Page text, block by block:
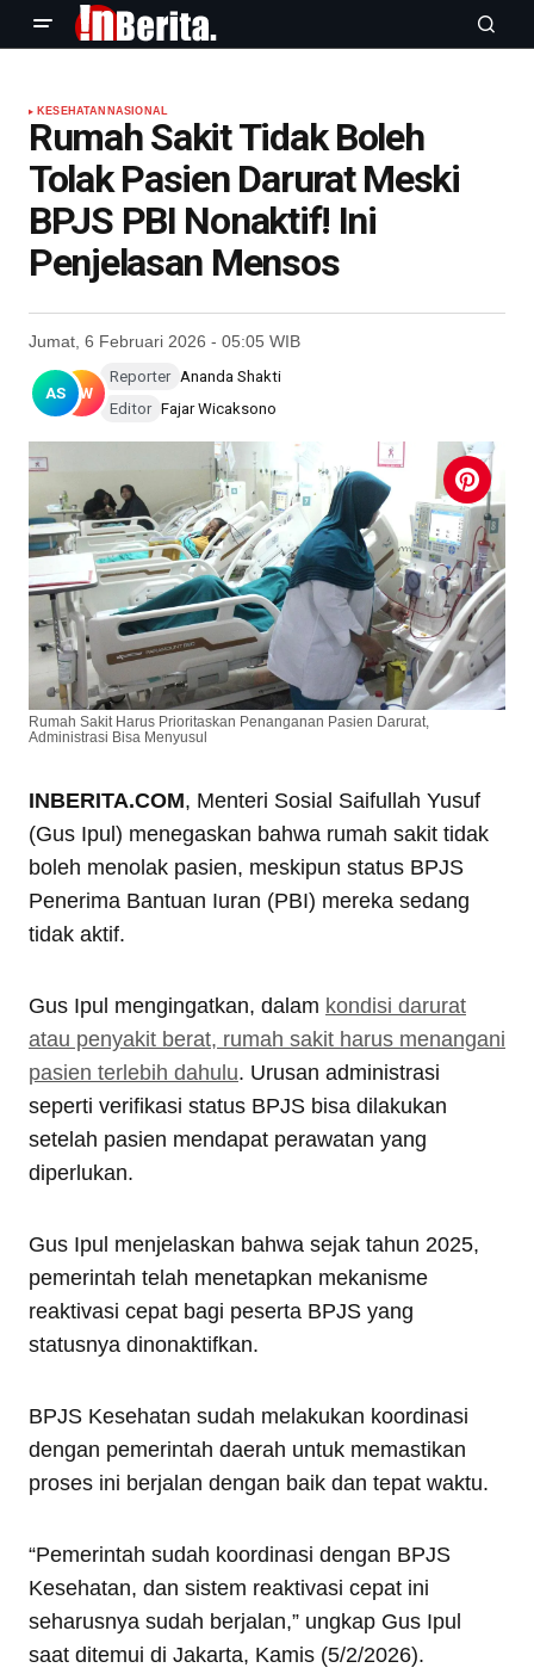
KESEHATAN NASIONAL
Rumah Sakit Tidak Boleh
Tolak Pasien Darurat Meski
BPJS PBI Nonaktif! Ini
Penjelasan Mensos
Jumat, 6 Februari 2026 - 05:05 WIB
AS FW
Reporter Ananda Shakti
Editor Fajar Wicaksono
Rumah Sakit Harus Prioritaskan Penanganan Pasien Darurat,
Administrasi Bisa Menyusul
INBERITA.COM, Menteri Sosial Saifullah Yusuf
(Gus Ipul) menegaskan bahwa rumah sakit tidak
boleh menolak pasien, meskipun status BPJS
Penerima Bantuan Iuran (PBI) mereka sedang
tidak aktif.
Gus Ipul mengingatkan, dalam kondisi darurat
atau penyakit berat, rumah sakit harus menangani
pasien terlebih dahulu. Urusan administrasi
seperti verifikasi status BPJS bisa dilakukan
setelah pasien mendapat perawatan yang
diperlukan.
Gus Ipul menjelaskan bahwa sejak tahun 2025,
pemerintah telah menetapkan mekanisme
reaktivasi cepat bagi peserta BPJS yang
statusnya dinonaktifkan.
BPJS Kesehatan sudah melakukan koordinasi
dengan pemerintah daerah untuk memastikan
proses ini berjalan dengan baik dan tepat waktu.
“Pemerintah sudah koordinasi dengan BPJS
Kesehatan, dan sistem reaktivasi cepat ini
seharusnya sudah berjalan,” ungkap Gus Ipul
saat ditemui di Jakarta, Kamis (5/2/2026).